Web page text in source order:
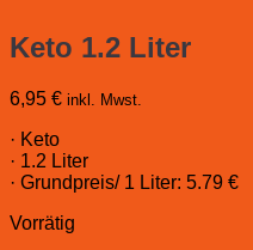
Keto 1.2 Liter
6,95 € inkl. Mwst.
· Keto
· 1.2 Liter
· Grundpreis/ 1 Liter: 5.79 €
Vorrätig